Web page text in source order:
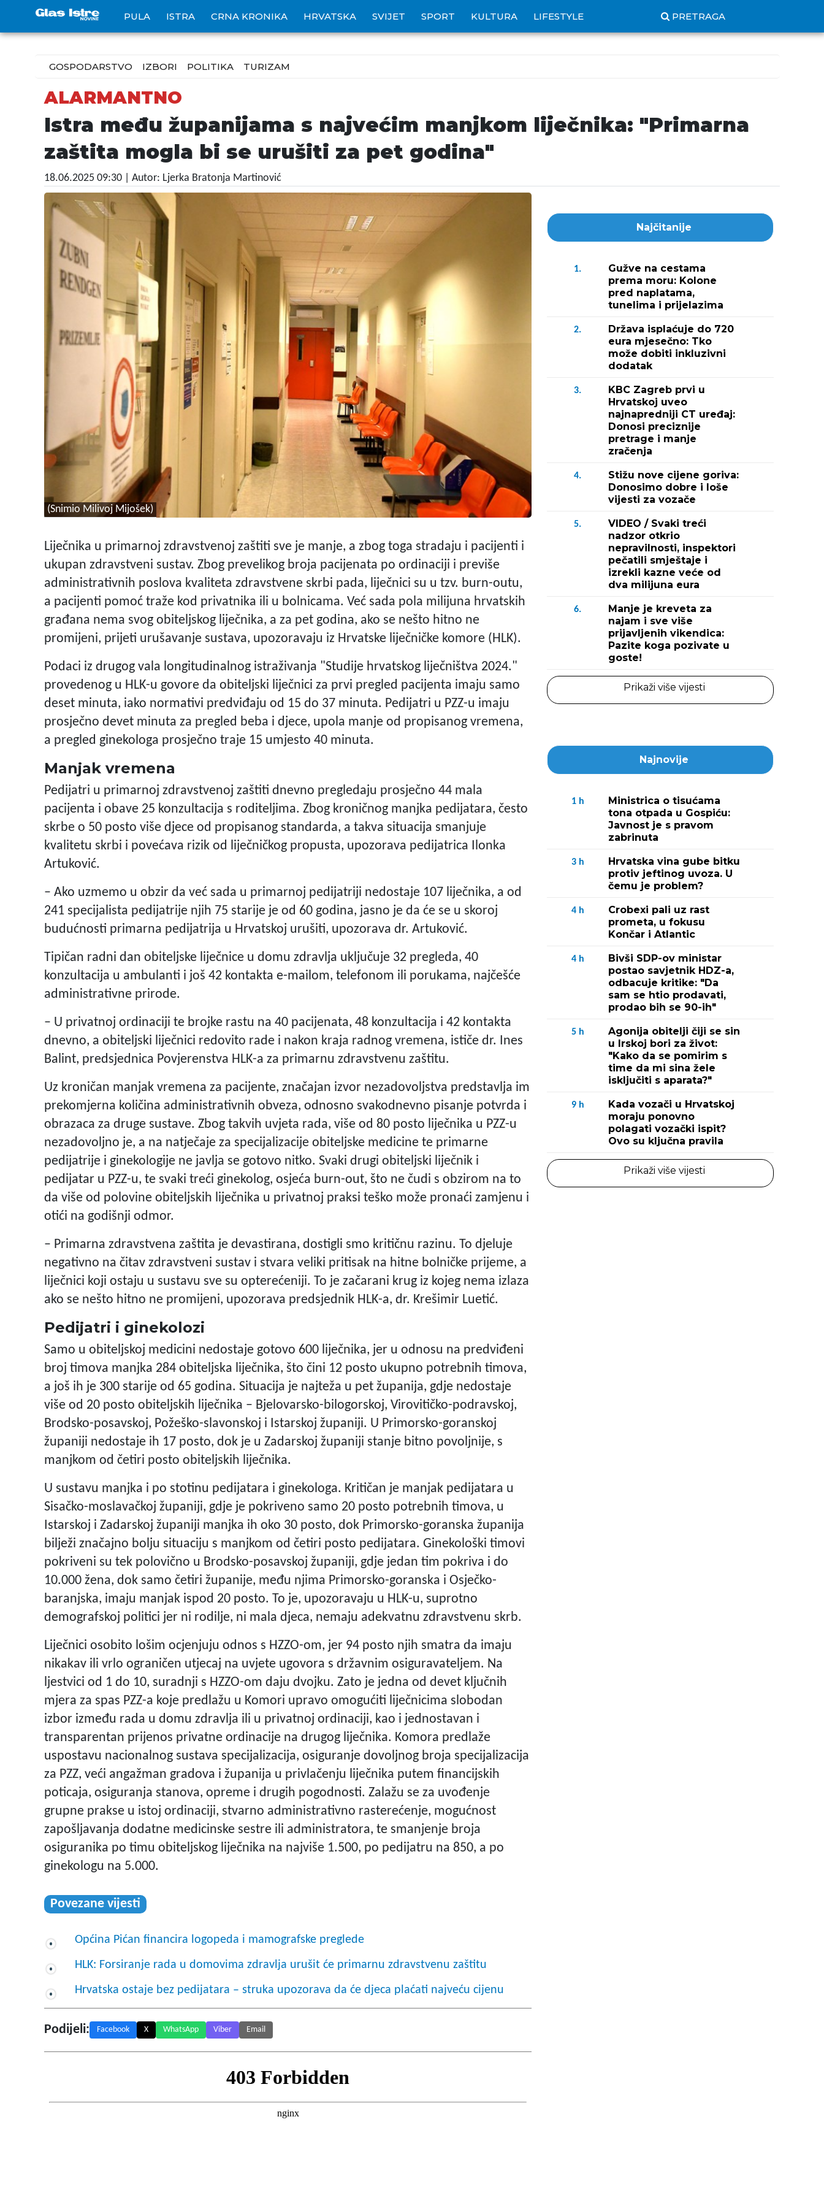
PULA ISTRA CRNA KRONIKA HRVATSKA SVIJET SPORT KULTURA LIFESTYLE PRETRAGA
GOSPODARSTVO IZBORI POLITIKA TURIZAM
ALARMANTNO
Istra među županijama s najvećim manjkom liječnika: "Primarna
zaštita mogla bi se urušiti za pet godina"
18.06.2025 09:30 | Autor: Ljerka Bratonja Martinović
(Snimio Milivoj Mijošek)
Liječnika u primarnoj zdravstvenoj zaštiti sve je manje, a zbog toga stradaju i pacijenti i
ukupan zdravstveni sustav. Zbog prevelikog broja pacijenata po ordinaciji i previše
administrativnih poslova kvaliteta zdravstvene skrbi pada, liječnici su u tzv. burn-outu,
a pacijenti pomoć traže kod privatnika ili u bolnicama. Već sada pola milijuna hrvatskih
građana nema svog obiteljskog liječnika, a za pet godina, ako se nešto hitno ne
promijeni, prijeti urušavanje sustava, upozoravaju iz Hrvatske liječničke komore (HLK).
Podaci iz drugog vala longitudinalnog istraživanja "Studije hrvatskog liječništva 2024."
provedenog u HLK-u govore da obiteljski liječnici za prvi pregled pacijenta imaju samo
deset minuta, iako normativi predviđaju od 15 do 37 minuta. Pedijatri u PZZ-u imaju
prosječno devet minuta za pregled beba i djece, upola manje od propisanog vremena,
a pregled ginekologa prosječno traje 15 umjesto 40 minuta.
Manjak vremena
Pedijatri u primarnoj zdravstvenoj zaštiti dnevno pregledaju prosječno 44 mala
pacijenta i obave 25 konzultacija s roditeljima. Zbog kroničnog manjka pedijatara, često
skrbe o 50 posto više djece od propisanog standarda, a takva situacija smanjuje
kvalitetu skrbi i povećava rizik od liječničkog propusta, upozorava pedijatrica Ilonka
Artuković.
– Ako uzmemo u obzir da već sada u primarnoj pedijatriji nedostaje 107 liječnika, a od
241 specijalista pedijatrije njih 75 starije je od 60 godina, jasno je da će se u skoroj
budućnosti primarna pedijatrija u Hrvatskoj urušiti, upozorava dr. Artuković.
Tipičan radni dan obiteljske liječnice u domu zdravlja uključuje 32 pregleda, 40
konzultacija u ambulanti i još 42 kontakta e-mailom, telefonom ili porukama, najčešće
administrativne prirode.
– U privatnoj ordinaciji te brojke rastu na 40 pacijenata, 48 konzultacija i 42 kontakta
dnevno, a obiteljski liječnici redovito rade i nakon kraja radnog vremena, ističe dr. Ines
Balint, predsjednica Povjerenstva HLK-a za primarnu zdravstvenu zaštitu.
Uz kroničan manjak vremena za pacijente, značajan izvor nezadovoljstva predstavlja im
prekomjerna količina administrativnih obveza, odnosno svakodnevno pisanje potvrda i
obrazaca za druge sustave. Zbog takvih uvjeta rada, više od 80 posto liječnika u PZZ-u
nezadovoljno je, a na natječaje za specijalizacije obiteljske medicine te primarne
pedijatrije i ginekologije ne javlja se gotovo nitko. Svaki drugi obiteljski liječnik i
pedijatar u PZZ-u, te svaki treći ginekolog, osjeća burn-out, što ne čudi s obzirom na to
da više od polovine obiteljskih liječnika u privatnoj praksi teško može pronaći zamjenu i
otići na godišnji odmor.
– Primarna zdravstvena zaštita je devastirana, dostigli smo kritičnu razinu. To djeluje
negativno na čitav zdravstveni sustav i stvara veliki pritisak na hitne bolničke prijeme, a
liječnici koji ostaju u sustavu sve su opterećeniji. To je začarani krug iz kojeg nema izlaza
ako se nešto hitno ne promijeni, upozorava predsjednik HLK-a, dr. Krešimir Luetić.
Pedijatri i ginekolozi
Samo u obiteljskoj medicini nedostaje gotovo 600 liječnika, jer u odnosu na predviđeni
broj timova manjka 284 obiteljska liječnika, što čini 12 posto ukupno potrebnih timova,
a još ih je 300 starije od 65 godina. Situacija je najteža u pet županija, gdje nedostaje
više od 20 posto obiteljskih liječnika – Bjelovarsko-bilogorskoj, Virovitičko-podravskoj,
Brodsko-posavskoj, Požeško-slavonskoj i Istarskoj županiji. U Primorsko-goranskoj
županiji nedostaje ih 17 posto, dok je u Zadarskoj županiji stanje bitno povoljnije, s
manjkom od četiri posto obiteljskih liječnika.
U sustavu manjka i po stotinu pedijatara i ginekologa. Kritičan je manjak pedijatara u
Sisačko-moslavačkoj županiji, gdje je pokriveno samo 20 posto potrebnih timova, u
Istarskoj i Zadarskoj županiji manjka ih oko 30 posto, dok Primorsko-goranska županija
bilježi značajno bolju situaciju s manjkom od četiri posto pedijatara. Ginekološki timovi
pokriveni su tek polovično u Brodsko-posavskoj županiji, gdje jedan tim pokriva i do
10.000 žena, dok samo četiri županije, među njima Primorsko-goranska i Osječko-
baranjska, imaju manjak ispod 20 posto. To je, upozoravaju u HLK-u, suprotno
demografskoj politici jer ni rodilje, ni mala djeca, nemaju adekvatnu zdravstvenu skrb.
Liječnici osobito lošim ocjenjuju odnos s HZZO-om, jer 94 posto njih smatra da imaju
nikakav ili vrlo ograničen utjecaj na uvjete ugovora s državnim osiguravateljem. Na
ljestvici od 1 do 10, suradnji s HZZO-om daju dvojku. Zato je jedna od devet ključnih
mjera za spas PZZ-a koje predlažu u Komori upravo omogućiti liječnicima slobodan
izbor između rada u domu zdravlja ili u privatnoj ordinaciji, kao i jednostavan i
transparentan prijenos privatne ordinacije na drugog liječnika. Komora predlaže
uspostavu nacionalnog sustava specijalizacija, osiguranje dovoljnog broja specijalizacija
za PZZ, veći angažman gradova i županija u privlačenju liječnika putem financijskih
poticaja, osiguranja stanova, opreme i drugih pogodnosti. Zalažu se za uvođenje
grupne prakse u istoj ordinaciji, stvarno administrativno rasterećenje, mogućnost
zapošljavanja dodatne medicinske sestre ili administratora, te smanjenje broja
osiguranika po timu obiteljskog liječnika na najviše 1.500, po pedijatru na 850, a po
ginekologu na 5.000.
Povezane vijesti
Općina Pićan financira logopeda i mamografske preglede
HLK: Forsiranje rada u domovima zdravlja urušit će primarnu zdravstvenu zaštitu
Hrvatska ostaje bez pedijatara – struka upozorava da će djeca plaćati najveću cijenu
Podijeli: Facebook X WhatsApp Viber Email
Najčitanije
1.
Gužve na cestama
prema moru: Kolone
pred naplatama,
tunelima i prijelazima
2.
Država isplaćuje do 720
eura mjesečno: Tko
može dobiti inkluzivni
dodatak
3.
KBC Zagreb prvi u
Hrvatskoj uveo
najnapredniji CT uređaj:
Donosi preciznije
pretrage i manje
zračenja
4.
Stižu nove cijene goriva:
Donosimo dobre i loše
vijesti za vozače
5.
VIDEO / Svaki treći
nadzor otkrio
nepravilnosti, inspektori
pečatili smještaje i
izrekli kazne veće od
dva milijuna eura
6.
Manje je kreveta za
najam i sve više
prijavljenih vikendica:
Pazite koga pozivate u
goste!
Prikaži više vijesti
Najnovije
1 h
Ministrica o tisućama
tona otpada u Gospiću:
Javnost je s pravom
zabrinuta
3 h
Hrvatska vina gube bitku
protiv jeftinog uvoza. U
čemu je problem?
4 h
Crobexi pali uz rast
prometa, u fokusu
Končar i Atlantic
4 h
Bivši SDP-ov ministar
postao savjetnik HDZ-a,
odbacuje kritike: "Da
sam se htio prodavati,
prodao bih se 90-ih"
5 h
Agonija obitelji čiji se sin
u Irskoj bori za život:
"Kako da se pomirim s
time da mi sina žele
isključiti s aparata?"
9 h
Kada vozači u Hrvatskoj
moraju ponovno
polagati vozački ispit?
Ovo su ključna pravila
Prikaži više vijesti